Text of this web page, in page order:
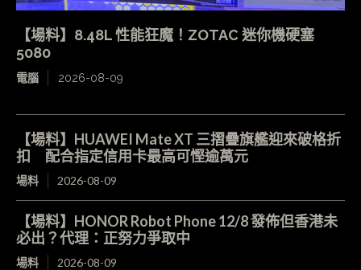
【場料】8.48L 性能狂魔！ZOTAC 迷你機硬塞
5080
電腦 2026-08-09
【場料】HUAWEI Mate XT 三摺疊旗艦迎來破格折
扣 配合指定信用卡最高可慳逾萬元
場料 2026-08-09
【場料】HONOR Robot Phone 12/8 發佈但香港未
必出？代理：正努力爭取中
場料 2026-08-09